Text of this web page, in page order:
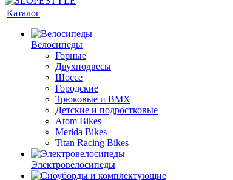
Каталог
Велосипеды
Горные
Двухподвесы
Шоссе
Городские
Трюковые и BMX
Детские и подростковые
Atom Bikes
Merida Bikes
Titan Racing Bikes
Электровелосипеды